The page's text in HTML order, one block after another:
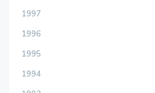
1997
1996
1995
1994